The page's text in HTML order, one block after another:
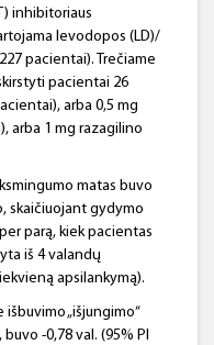
inhibitoriaus
levodopos (LD)/
pacientai). Trečiame
pacientai 26
arba 0,5 mg
arba 1 mg razagilino
matas buvo
skaičiuojant gydymo
parą, kiek pacientas
iš 4 valandų
apsilankymą).
„išjungimo“
-0,78 val. (95% PI